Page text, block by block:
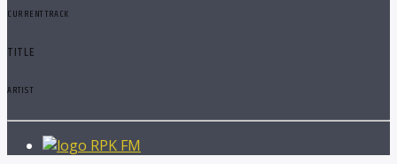
CURRENT TRACK
TITLE
ARTIST
RPK FM